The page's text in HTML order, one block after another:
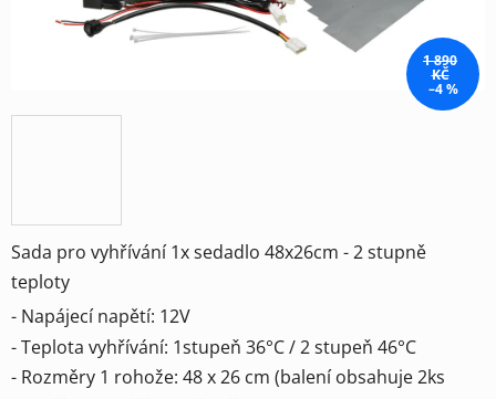
Sada pro vyhřívání 1x sedadlo 48x26cm - 2 stupně
teploty
- Napájecí napětí: 12V
- Teplota vyhřívání: 1stupeň 36°C / 2 stupeň 46°C
- Rozměry 1 rohože: 48 x 26 cm (balení obsahuje 2ks
1 890
KČ
–4 %